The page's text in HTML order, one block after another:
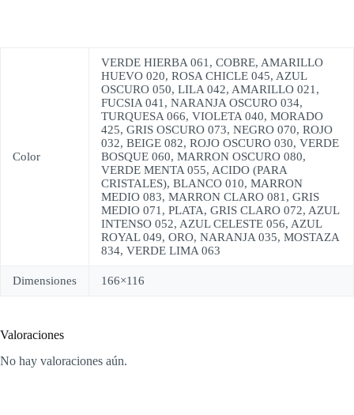
Color
VERDE HIERBA 061, COBRE, AMARILLO
HUEVO 020, ROSA CHICLE 045, AZUL
OSCURO 050, LILA 042, AMARILLO 021,
FUCSIA 041, NARANJA OSCURO 034,
TURQUESA 066, VIOLETA 040, MORADO
425, GRIS OSCURO 073, NEGRO 070, ROJO
032, BEIGE 082, ROJO OSCURO 030, VERDE
BOSQUE 060, MARRON OSCURO 080,
VERDE MENTA 055, ACIDO (PARA
CRISTALES), BLANCO 010, MARRON
MEDIO 083, MARRON CLARO 081, GRIS
MEDIO 071, PLATA, GRIS CLARO 072, AZUL
INTENSO 052, AZUL CELESTE 056, AZUL
ROYAL 049, ORO, NARANJA 035, MOSTAZA
834, VERDE LIMA 063
Dimensiones 166×116
Valoraciones
No hay valoraciones aún.